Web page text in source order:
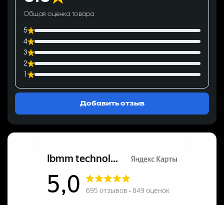
Общая оценка товара
5
4
3
2
Добавить отзыв